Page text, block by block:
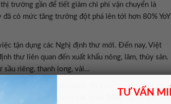
TƯ VẤN
trường gần để tiết giảm chi phí vận chuyển là
có mức tăng trưởng đột phá lên tới hơn 80% YoY
tận dụng các Nghị định thư mới. Đến nay, Việt
thư liên quan đến xuất khẩu nông, lâm, thủy sản.
sầu riêng, thanh long, vải…
Bí thư, Chủ tịch nước Tô Lâm tới Trung Quốc,
trưởng Tổng cục Hải quan Trung Quốc Tôn